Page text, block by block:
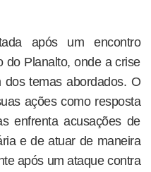
após um encontro
do Planalto, onde a crise
temas abordados. O
ações como resposta
enfrenta acusações de
e de atuar de maneira
após um ataque contra